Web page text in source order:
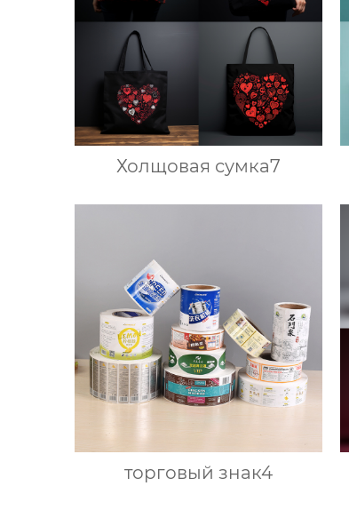
Холщовая сумка7
торговый знак4